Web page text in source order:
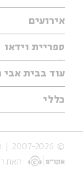
אירועים
אנגלית
נוער
סדרות
אירועי עבר
אירועים בירושלים
ספריית וידאו
עיון
מיוחדים
עוד בבית אבי
כללי
אודות
הצהרת נגישות
תנאי שימוש והצהרת
© 2007-2026 | כל הזכויות שמורות לבית אבי חי
האתר